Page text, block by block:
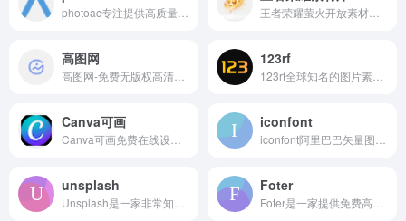
高图网 123rf
Canva可画 iconfont
unsplash Foter